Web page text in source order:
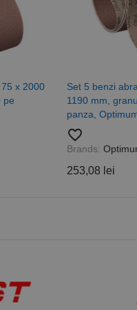
x 2000
pe
Set 5 benzi
1190 mm,
panza,
favorite_border
Brands:
253,08 lei
PHPSESSID
Nume
_ga
Nume
Domeniu
uuid
Nume
PrestaShop-
sib_cuid